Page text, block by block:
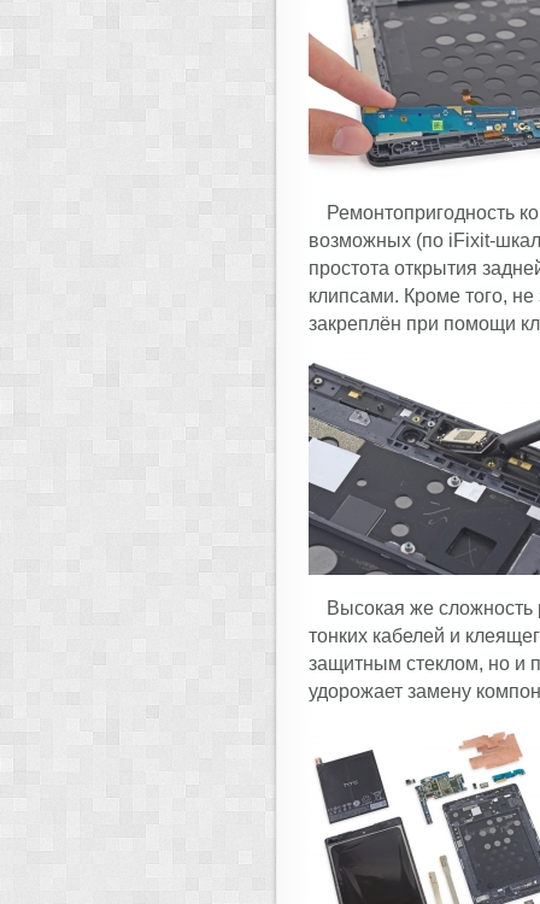
Ремонтопригодность
возможных (по iFixit-
простота открытия
клипсами. Кроме того, не
закреплён при помощи
Высокая же сложность
тонких кабелей и
защитным стеклом, но и
удорожает замену